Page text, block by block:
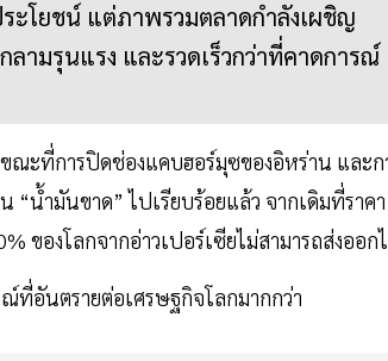
ะโยชน์ แต่ภาพรวมตลาดกำลังเผชิญ
ลามรุนแรง และรวดเร็วกว่าที่คาดการณ์
ณะที่การปิดช่องแคบฮอร์มุซของอิหร่าน และก
“น้ำมันขาด” ไปเรียบร้อยแล้ว จากเดิมที่ราคา
ของโลกจากอ่าวเปอร์เซียไม่สามารถส่งออก
อันตรายต่อเศรษฐกิจโลกมากกว่า